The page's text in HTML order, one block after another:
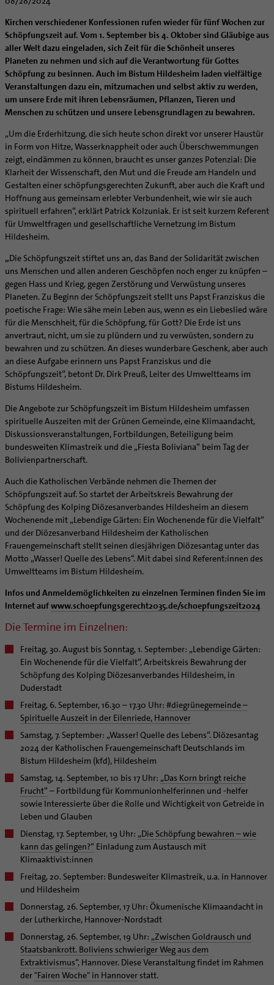
Polizei- und Feuerwehr
Schule
Gefängnisseelsorge
Segensorte
SERVICE
Angebote
Abenteuer Glaube
Unterstützung für Pfarreien und Einrichtungen
Prävention
Fortbildungen
Liturgie und Kirchenmusik
Lokale Kirchenentwicklung
#diegruenegemeinde
Internationale Freiwilligendienste
Netzwerk ChancenGleich
Büchereien
Medienstelle
Newsletter
Personalentwicklung
Unterstützungsangebot für Seelsorgende
Supervision
Coaching
Aufbrüche in der Kirche
Ehrenamtliche
KirchenZeitung online
Pfarrgemeinden
Materialien
Aktuelles
Altersvorsorge und Ruhestand
Arbeitshilfen
Beruf und Familie
KODA
Direktorium
Mitarbeitervertretung
Institutionelles Schutzkonzept
Kirchlicher Anzeiger
Kirchliches Arbeitsrecht
Schematismus
Kirchen verschiedener Konfessionen rufen wieder für fünf Wochen zur
Schöpfungszeit auf. Vom 1. September bis 4. Oktober sind Gläubige aus
aller Welt dazu eingeladen, sich Zeit für die Schönheit unseres
Planeten zu nehmen und sich auf die Verantwortung für Gottes
Schöpfung zu besinnen. Auch im Bistum Hildesheim laden vielfältige
Veranstaltungen dazu ein, mitzumachen und selbst aktiv zu werden,
um unsere Erde mit ihren Lebensräumen, Pflanzen, Tieren und
Menschen zu schützen und unsere Lebensgrundlagen zu bewahren.
„Um die Erderhitzung, die sich heute schon direkt vor unserer Haustür
in Form von Hitze, Wasserknappheit oder auch Überschwemmungen
zeigt, eindämmen zu können, braucht es unser ganzes Potenzial: Die
Klarheit der Wissenschaft, den Mut und die Freude am Handeln und
Gestalten einer schöpfungsgerechten Zukunft, aber auch die Kraft und
Hoffnung aus gemeinsam erlebter Verbundenheit, wie wir sie auch
spirituell erfahren“, erklärt Patrick Kolzuniak. Er ist seit kurzem Referent
für Umweltfragen und gesellschaftliche Vernetzung im Bistum
Hildesheim.
„Die Schöpfungszeit stiftet uns an, das Band der Solidarität zwischen
uns Menschen und allen anderen Geschöpfen noch enger zu knüpfen –
gegen Hass und Krieg, gegen Zerstörung und Verwüstung unseres
Planeten. Zu Beginn der Schöpfungszeit stellt uns Papst Franziskus die
poetische Frage: Wie sähe mein Leben aus, wenn es ein Liebeslied wäre
für die Menschheit, für die Schöpfung, für Gott? Die Erde ist uns
anvertraut, nicht, um sie zu plündern und zu verwüsten, sondern zu
bewahren und zu schützen. An dieses wunderbare Geschenk, aber auch
an diese Aufgabe erinnern uns Papst Franziskus und die
Schöpfungszeit“, betont Dr. Dirk Preuß, Leiter des Umweltteams im
Bistums Hildesheim.
Die Angebote zur Schöpfungszeit im Bistum Hildesheim umfassen
spirituelle Auszeiten mit der Grünen Gemeinde, eine Klimaandacht,
Diskussionsveranstaltungen, Fortbildungen, Beteiligung beim
bundesweiten Klimastreik und die „Fiesta Boliviana“ beim Tag der
Bolivienpartnerschaft.
Auch die Katholischen Verbände nehmen die Themen der
Schöpfungszeit auf. So startet der Arbeitskreis Bewahrung der
Schöpfung des Kolping Diözesanverbandes Hildesheim an diesem
Wochenende mit „Lebendige Gärten: Ein Wochenende für die Vielfalt“
und der Diözesanverband Hildesheim der Katholischen
Frauengemeinschaft stellt seinen diesjährigen Diözesantag unter das
Motto „Wasser! Quelle des Lebens“. Mit dabei sind Referent:innen des
Umweltteams im Bistum Hildesheim.
Infos und Anmeldemöglichkeiten zu einzelnen Terminen finden Sie im
Internet aufwww.schoepfungsgerecht2035.de/schoepfungszeit2024
Die Termine im Einzelnen:
Freitag, 30. August bis Sonntag, 1. September: „Lebendige Gärten:
Ein Wochenende für die Vielfalt“, Arbeitskreis Bewahrung der
Schöpfung des Kolping Diözesanverbandes Hildesheim, in
Duderstadt
Freitag, 6. September, 16.30 – 17.30 Uhr:#diegrünegemeinde –
Spirituelle Auszeit in der Eilenriede, Hannover
Samstag, 7. September: „Wasser! Quelle des Lebens“. Diözesantag
2024 der Katholischen Frauengemeinschaft Deutschlands im
Bistum Hildesheim (kfd), Hildesheim
Samstag, 14. September, 10 bis 17 Uhr: „Das Korn bringt reiche
Frucht“– Fortbildung für Kommunionhelferinnen und -helfer
sowie Interessierte über die Rolle und Wichtigkeit von Getreide in
Leben und Glauben
Dienstag, 17. September, 19 Uhr: „Die Schöpfung bewahren – wie
kann das gelingen?“ Einladung zum Austausch mit
Klimaaktivist:innen
Freitag, 20. September: Bundesweiter Klimastreik, u.a. in Hannover
und Hildesheim
Donnerstag, 26. September, 17 Uhr: Ökumenische Klimaandacht in
der Lutherkirche, Hannover-Nordstadt
Donnerstag, 26. September, 19 Uhr: „Zwischen Goldrausch und
Staatsbankrott. Boliviens schwieriger Weg aus dem
Extraktivismus“, Hannover. Diese Veranstaltung findet im Rahmen
der"Fairen Woche" in Hannover statt.